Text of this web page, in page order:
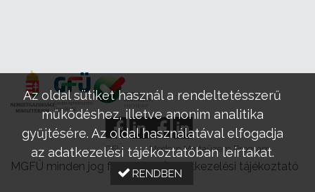
GFÜ Modern Mintaüzem Program
MGFÜ minden jog fenntartva |Adatkezelési tájékoztató
Az oldal sütiket használ a rendeltetésszerű
működéshez, illetve anonim analitika
gyűjtésére. Az oldal használatával elfogadja
az adatkezelési tájékoztatóban leírtakat.
RENDBEN